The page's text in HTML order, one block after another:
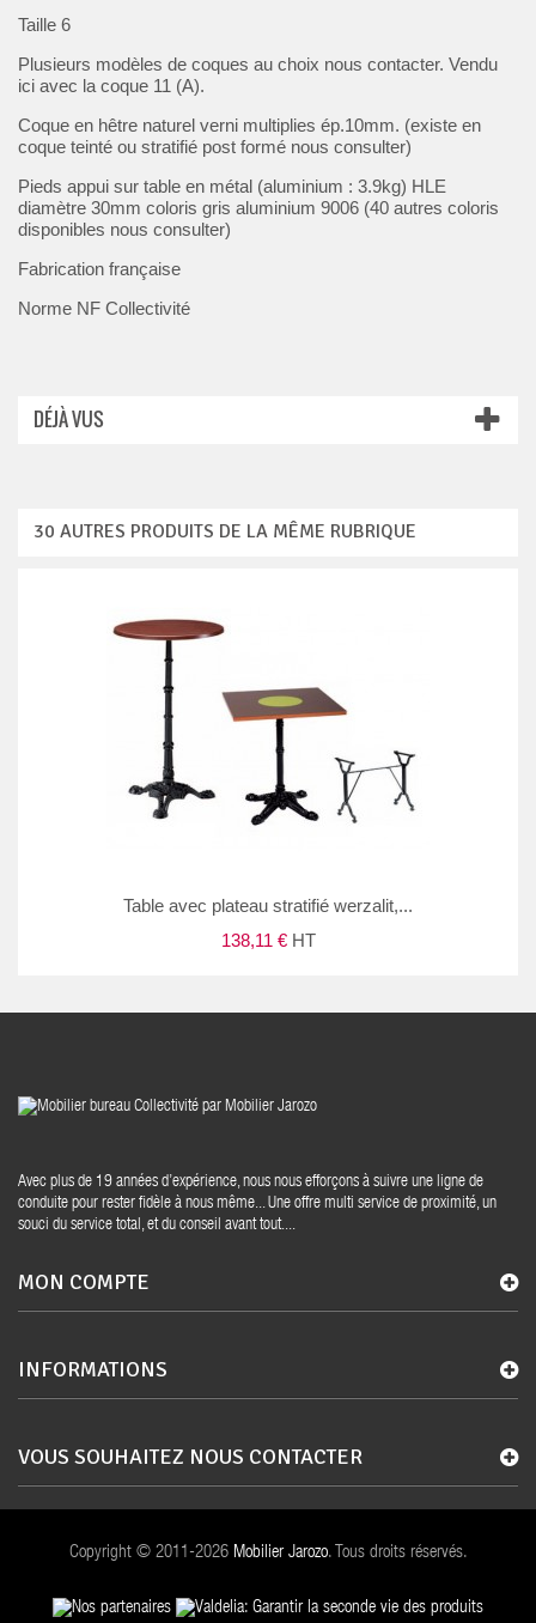
Taille 6
Plusieurs modèles de coques au choix nous contacter. Vendu
ici avec la coque 11 (A).
Coque en hêtre naturel verni multiplies ép.10mm. (existe en
coque teinté ou stratifié post formé nous consulter)
Pieds appui sur table en métal (aluminium : 3.9kg) HLE
diamètre 30mm coloris gris aluminium 9006 (40 autres coloris
disponibles nous consulter)
Fabrication française
Norme NF Collectivité
DÉJÀ VUS
30 AUTRES PRODUITS DE LA MÊME RUBRIQUE
Table avec plateau stratifié werzalit,...
138,11 € HT
Avec plus de 19 années d’expérience, nous nous efforçons à suivre une ligne de
conduite pour rester fidèle à nous même... Une offre multi service de proximité, un
souci du service total, et du conseil avant tout....
MON COMPTE
INFORMATIONS
VOUS SOUHAITEZ NOUS CONTACTER
Copyright © 2011-2026 Mobilier Jarozo. Tous droits réservés.